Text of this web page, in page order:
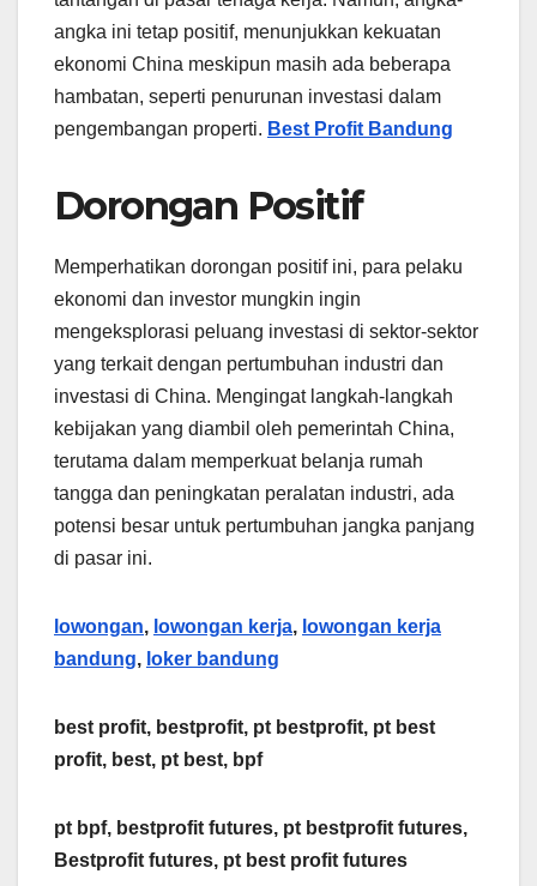
angka ini tetap positif, menunjukkan kekuatan
ekonomi China meskipun masih ada beberapa
hambatan, seperti penurunan investasi dalam
pengembangan properti. Best Profit Bandung
Dorongan Positif
Memperhatikan dorongan positif ini, para pelaku
ekonomi dan investor mungkin ingin
mengeksplorasi peluang investasi di sektor-sektor
yang terkait dengan pertumbuhan industri dan
investasi di China. Mengingat langkah-langkah
kebijakan yang diambil oleh pemerintah China,
terutama dalam memperkuat belanja rumah
tangga dan peningkatan peralatan industri, ada
potensi besar untuk pertumbuhan jangka panjang
di pasar ini.
lowongan, lowongan kerja, lowongan kerja
bandung, loker bandung
best profit, bestprofit, pt bestprofit, pt best
profit, best, pt best, bpf
pt bpf, bestprofit futures, pt bestprofit futures,
Bestprofit futures, pt best profit futures